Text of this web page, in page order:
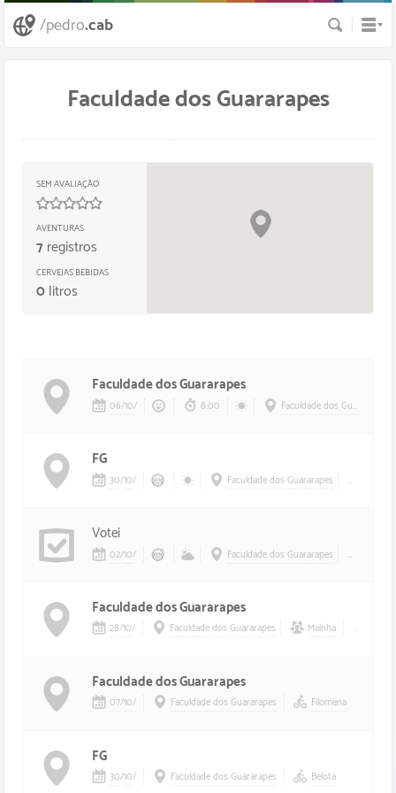
/pedro.cab Busca
Faculdade dos Guararapes
SEM AVALIAÇÃO
AVENTURAS
7 registros
CERVEJAS BEBIDAS
0litros
Faculdade dos Guararapes
06/10/ 8:00 Faculdade dos Guararapes
FG
30/10/ Faculdade dos Guararapes
Votei
02/10/ Faculdade dos Guararapes
Faculdade dos Guararapes
28/10/ Faculdade dos Guararapes Mainha
Faculdade dos Guararapes
07/10/ Faculdade dos Guararapes Filomena
FG
30/10/ Faculdade dos Guararapes Belota